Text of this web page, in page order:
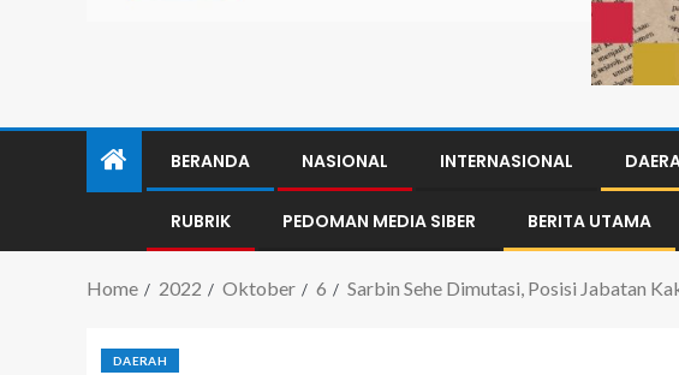
BERANDA NASIONAL INTERNASIONAL
RUBRIK PEDOMAN MEDIA SIBER BERITA UTAMA
Home 2022 Oktober 6 Sarbin Sehe Dimutasi, Posisi Jabatan
DAERAH